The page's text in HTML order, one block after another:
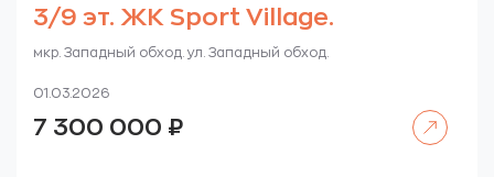
3/9 эт. ЖК Sport Village.
мкр. Западный обход. ул. Западный обход.
01.03.2026
7 300 000 ₽